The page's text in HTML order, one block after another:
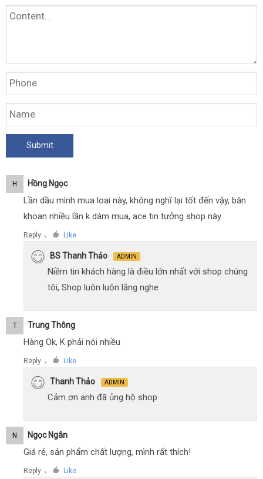
H Hồng Ngọc
Lần dầu mình mua loai này, không nghĩ lại tốt đến vậy, băn
khoan nhiều lần k dám mua, ace tin tưởng shop này
Reply ● Like
BS Thanh Thảo ADMIN
Niềm tin khách hàng là điều lớn nhất với shop chúng
tôi, Shop luôn luôn lắng nghe
T Trung Thông
Hàng Ok, K phải nói nhiều
Reply ● Like
Thanh Thảo ADMIN
Cảm ơn anh đã ủng hộ shop
N Ngọc Ngân
Giá rẻ, sản phẩm chất lượng, mình rất thích!
Reply ● Like